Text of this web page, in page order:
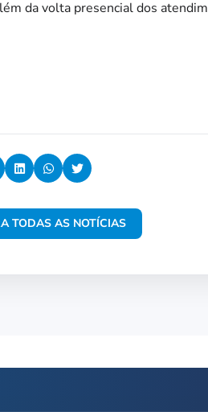
da volta presencial dos
TODAS AS NOTÍCIAS